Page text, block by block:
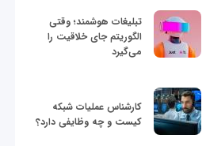
تبلیغات هوشمند؛ وقتی
الگوریتم جای خلاقیت را
می‌گیرد
کارشناس عملیات شبکه
کیست و چه وظایفی دارد؟